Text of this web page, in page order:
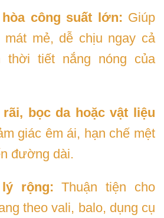
công suất lớn: Giúp
mát mẻ, dễ chịu ngay cả
thời tiết nắng nóng của
bọc da hoặc vật liệu
giác êm ái, hạn chế mệt
đường dài.
rộng: Thuận tiện cho
theo vali, balo, dụng cụ